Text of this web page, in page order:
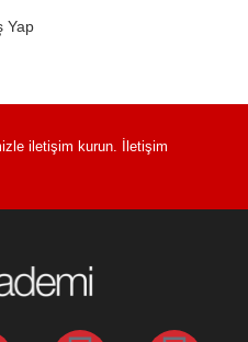
Yap
iletişim kurun. İletişim